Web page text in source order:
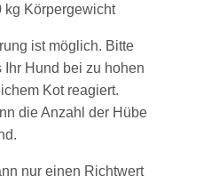
kg Körpergewicht
ist möglich. Bitte
Ihr Hund bei zu hohen
Kot reagiert.
die Anzahl der Hübe
nur einen Richtwert